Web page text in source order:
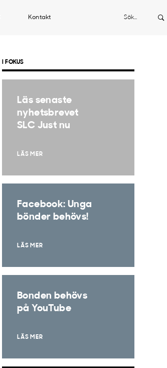
Kontakt Sök
I FOKUS
Läs senaste
nyhetsbrevet
SLC Just nu
LÄS MER
Facebook: Unga
bönder behövs!
LÄS MER
Bonden behövs
på YouTube
LÄS MER